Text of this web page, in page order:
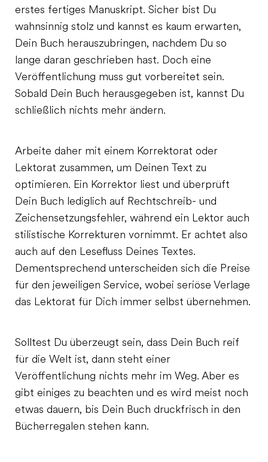
erstes fertiges Manuskript. Sicher bist Du
wahnsinnig stolz und kannst es kaum erwarten,
Dein Buch herauszubringen, nachdem Du so
lange daran geschrieben hast. Doch eine
Veröffentlichung muss gut vorbereitet sein.
Sobald Dein Buch herausgegeben ist, kannst Du
schließlich nichts mehr ändern.
Arbeite daher mit einem Korrektorat oder
Lektorat zusammen, um Deinen Text zu
optimieren. Ein Korrektor liest und überprüft
Dein Buch lediglich auf Rechtschreib- und
Zeichensetzungsfehler, während ein Lektor auch
stilistische Korrekturen vornimmt. Er achtet also
auch auf den Lesefluss Deines Textes.
Dementsprechend unterscheiden sich die Preise
für den jeweiligen Service, wobei seriöse Verlage
das Lektorat für Dich immer selbst übernehmen.
Solltest Du überzeugt sein, dass Dein Buch reif
für die Welt ist, dann steht einer
Veröffentlichung nichts mehr im Weg. Aber es
gibt einiges zu beachten und es wird meist noch
etwas dauern, bis Dein Buch druckfrisch in den
Bücherregalen stehen kann.